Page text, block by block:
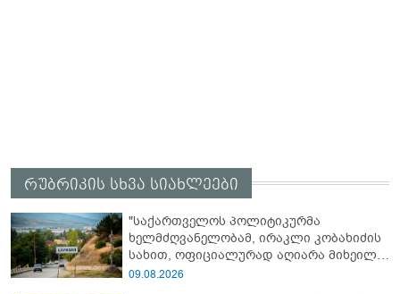
რუბრიკის სხვა სიახლეები
"საქართველოს პოლიტიკურმა
ხელმძღვანელობამ, ირაკლი კობახიძის
სახით, ოფიციალურად აღიარა მიხეილ
სააკაშვილი სამხედრო აგრესიის
09.08.2026